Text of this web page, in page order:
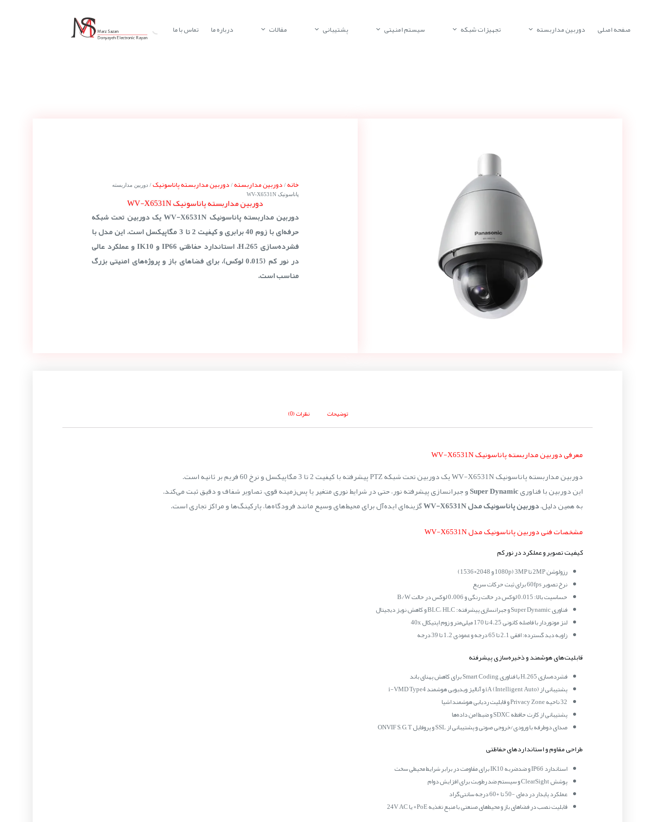
صفحه اصلی دوربین مداربسته تجهیزات شبکه سیستم امنیتی پشتیبانی مقالات درباره ما تماس با ما
خانه/ دوربین مداربسته/ دوربین مداربسته پاناسونیک/ دوربین مداربسته
پاناسونیک WV-X6531N
دوربین مداربسته پاناسونیک WV-X6531N
دوربین مداربسته پاناسونیک WV-X6531N یک دوربین تحت شبکه
حرفه‌ای با زوم 40 برابری و کیفیت 2 تا 3 مگاپیکسل است. این مدل با
فشرده‌سازی H.265، استاندارد حفاظتی IP66 و IK10 و عملکرد عالی
در نور کم (0.015 لوکس)، برای فضاهای باز و پروژه‌های امنیتی بزرگ
مناسب است.
توضیحات نظرات (0)
معرفی دوربین مداربسته پاناسونیک WV-X6531N
دوربین مداربسته پاناسونیک WV-X6531N یک دوربین تحت شبکه PTZ پیشرفته با کیفیت 2 تا 3 مگاپیکسل و نرخ 60 فریم بر ثانیه است.
این دوربین با فناوریSuper Dynamicو جبرانسازی پیشرفته نور، حتی در شرایط نوری متغیر یا پس‌زمینه قوی، تصاویر شفاف و دقیق ثبت می‌کند.
به همین دلیل،دوربین پاناسونیک مدل WV-X6531N
گزینه‌ای ایده‌آل برای محیط‌های وسیع مانند فرودگاه‌ها، پارکینگ‌ها و مراکز تجاری است.
مشخصات فنی دوربین پاناسونیک مدل WV-X6531N
کیفیت تصویر و عملکرد در نور کم
رزولوشن 2MP تا 3MP (1080p و 2048×1536)
نرخ تصویر 60fps برای ثبت حرکات سریع
حساسیت بالا: 0.015 لوکس در حالت رنگی و 0.006 لوکس در حالت B/W
فناوری Super Dynamic و جبرانسازی پیشرفته: BLC، HLC و کاهش نویز دیجیتال
لنز موتوردار با فاصله کانونی 4.25 تا 170 میلی‌متر و زوم اپتیکال 40x
زاویه دید گسترده: افقی 2.1 تا 65 درجه و عمودی 1.2 تا 39 درجه
قابلیت‌های هوشمند و ذخیره‌سازی پیشرفته
فشرده‌سازی H.265 با فناوری Smart Coding برای کاهش پهنای باند
پشتیبانی از iA (Intelligent Auto) و آنالیز ویدیویی هوشمند i-VMD Type4
32 ناحیه Privacy Zone و قابلیت ردیابی هوشمند اشیا
پشتیبانی از کارت حافظه SDXC و ضبط امن داده‌ها
صدای دوطرفه با ورودی/خروجی صوتی و پشتیبانی از SSL و پروفایل ONVIF S, G, T
طراحی مقاوم و استانداردهای حفاظتی
استاندارد IP66 و ضدضربه IK10 برای مقاومت در برابر شرایط محیطی سخت
پوشش ClearSight و سیستم ضد رطوبت برای افزایش دوام
عملکرد پایدار در دمای -50 تا +60 درجه سانتی‌گراد
قابلیت نصب در فضاهای باز و محیط‌های صنعتی با منبع تغذیه PoE+ یا 24V AC